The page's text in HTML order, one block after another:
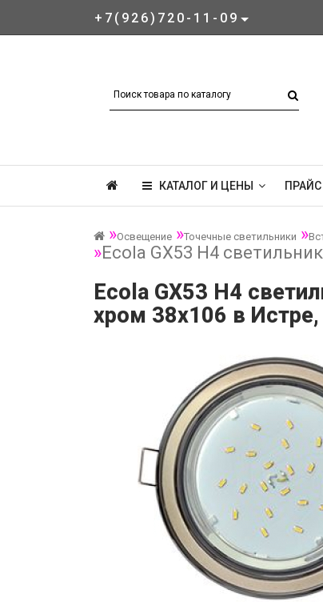
+7(926)720-11-09
КАТАЛОГ И ЦЕНЫ ПРАЙС
Освещение Точечные светильники
Ecola GX53 H4
Ecola GX53 H4
хром 38х106 в